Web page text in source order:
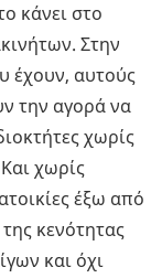
κάνει στο
Στην
έχουν, αυτούς
την αγορά να
χωρίς
χωρίς
έξω από
κενότητας
και όχι